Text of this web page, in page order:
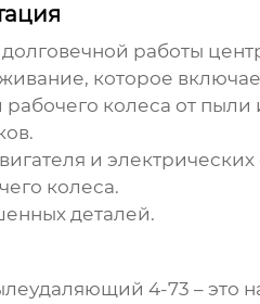
работы
которое
колеса от пыли
и
колеса.
деталей.
4-73 – это